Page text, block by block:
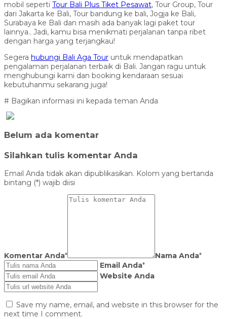
mobil seperti Tour Bali Plus Tiket Pesawat, Tour Group, Tour
dari Jakarta ke Bali, Tour bandung ke bali, Jogja ke Bali,
Surabaya ke Bali dan masih ada banyak lagi paket tour
lainnya.. Jadi, kamu bisa menikmati perjalanan tanpa ribet
dengan harga yang terjangkau!
Segera hubungi Bali Aga Tour untuk mendapatkan
pengalaman perjalanan terbaik di Bali. Jangan ragu untuk
menghubungi kami dan booking kendaraan sesuai
kebutuhanmu sekarang juga!
# Bagikan informasi ini kepada teman Anda
Belum ada komentar
Silahkan tulis komentar Anda
Email Anda tidak akan dipublikasikan. Kolom yang bertanda
bintang (*) wajib diisi
Komentar Anda* Nama Anda*
Email Anda*
Website Anda
Save my name, email, and website in this browser for the
next time I comment.